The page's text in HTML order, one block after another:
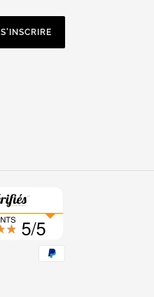
S'INSCRIRE